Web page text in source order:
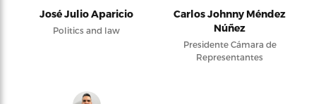
José Julio Aparicio
Politics and law
Carlos Johnny Méndez
Núñez
Presidente Cámara de
Representantes